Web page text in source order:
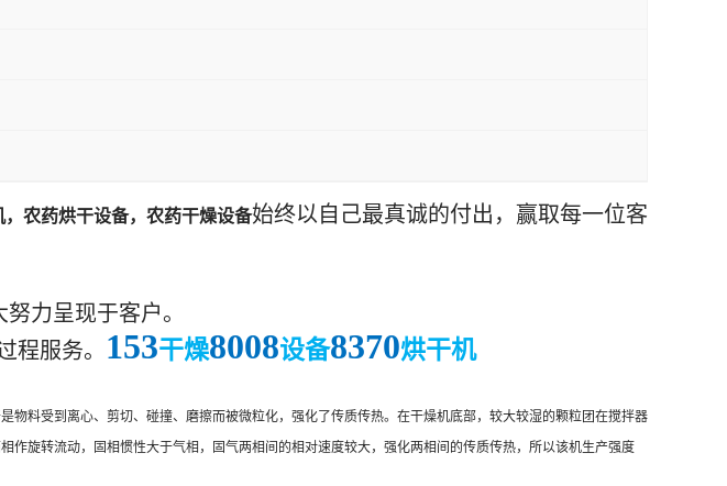
农药烘干设备， 农药干燥设备始终以自己最真诚的付出，赢取每一位客
努力呈现于客户。
程服务。 153干燥8008设备8370烘干机
料受到离心、剪切、碰撞、磨擦而被微粒化，强化了传质传热。在干燥机底部，较大较湿的颗粒团在搅拌器
旋转流动，固相惯性大于气相，固气两相间的相对速度较大，强化两相间的传质传热，所以该机生产强度